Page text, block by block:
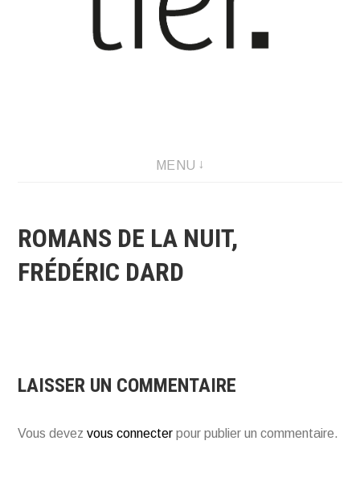
Créations graphique et illustrations
MENU
ROMANS DE LA NUIT,
FRÉDÉRIC DARD
LAISSER UN COMMENTAIRE
Vous devezvous connecter pour publier un commentaire.